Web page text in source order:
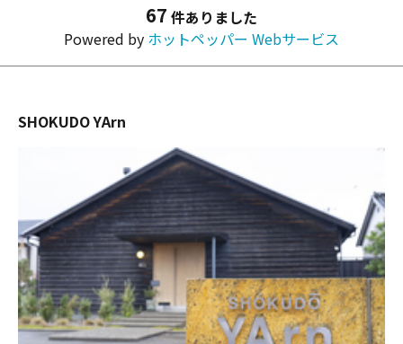
67 件ありました
Powered by ホットペッパー Webサービス
SHOKUDO YArn